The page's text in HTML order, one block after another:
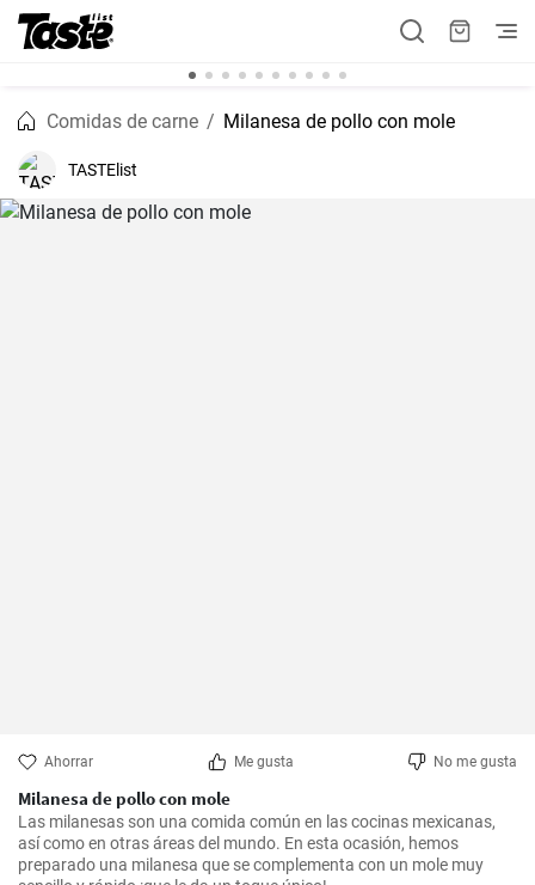
Comidas de carne Milanesa de pollo con mole
TASTElist
Ahorrar Me gusta No me gusta
Milanesa de pollo con mole
Las milanesas son una comida común en las cocinas mexicanas,
así como en otras áreas del mundo. En esta ocasión, hemos
preparado una milanesa que se complementa con un mole muy